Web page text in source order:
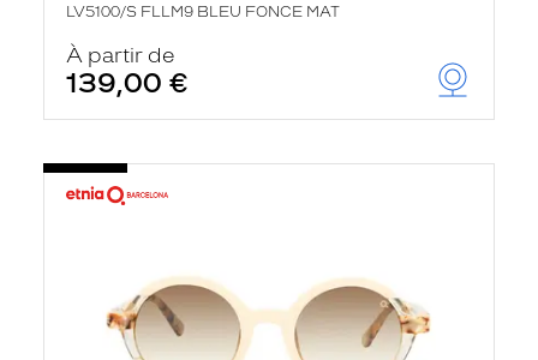
LV5100/S FLLM9 BLEU FONCE MAT
À partir de
139,00 €